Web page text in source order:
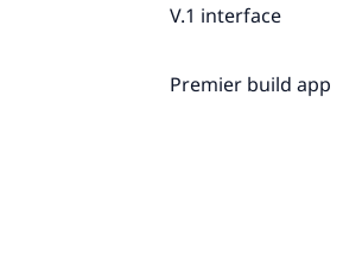
V.1 interface
Premier build app